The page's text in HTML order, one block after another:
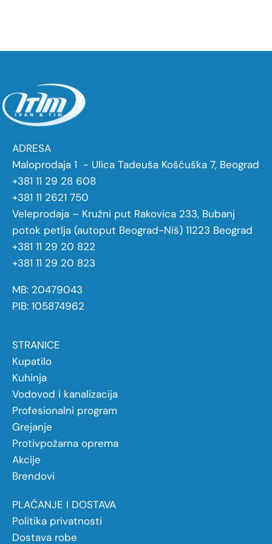
ADRESA
Maloprodaja 1 - Ulica Tadeuša Košćuška 7, Beograd
+381 11 29 28 608
+381 11 2621 750
Veleprodaja – Kružni put Rakovica 233, Bubanj
potok petlja (autoput Beograd-Niš) 11223 Beograd
+381 11 29 20 822
+381 11 29 20 823
MB: 20479043
PIB: 105874962
STRANICE
Kupatilo
Kuhinja
Vodovod i kanalizacija
Profesionalni program
Grejanje
Protivpožarna oprema
Akcije
Brendovi
PLAĆANJE I DOSTAVA
Politika privatnosti
Dostava robe